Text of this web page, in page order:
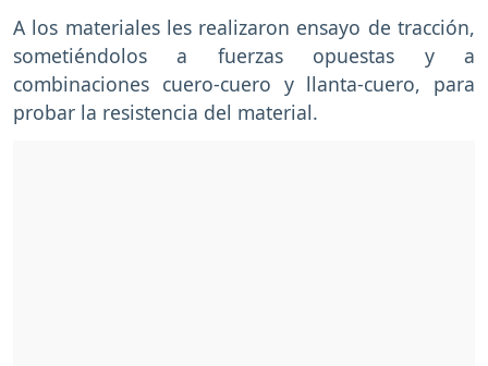
A los materiales les realizaron ensayo de tracción,
sometiéndolos a fuerzas opuestas y a
combinaciones cuero-cuero y llanta-cuero, para
probar la resistencia del material.